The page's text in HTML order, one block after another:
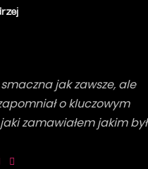
smaczna jak zawsze, ale
o kluczowym
zamawiałem jakim był